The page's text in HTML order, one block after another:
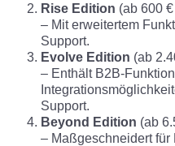
Rise Edition (ab 600
– Mit erweitertem
Support.
Evolve Edition (ab
– Enthält B2B-
Support.
Beyond Edition (ab
– Maßgeschneidert